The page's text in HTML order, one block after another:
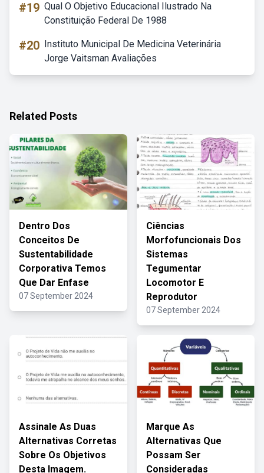
#19 Qual O Objetivo Educacional Ilustrado Na
Constituição Federal De 1988
#20 Instituto Municipal De Medicina Veterinária
Jorge Vaitsman Avaliações
Related Posts
Dentro Dos
Conceitos De
Sustentabilidade
Corporativa Temos
Que Dar Enfase
07 September 2024
Ciências
Morfofuncionais Dos
Sistemas
Tegumentar
Locomotor E
Reprodutor
07 September 2024
Assinale As Duas
Alternativas Corretas
Sobre Os Objetivos
Desta Imagem.
Marque As
Alternativas Que
Possam Ser
Consideradas